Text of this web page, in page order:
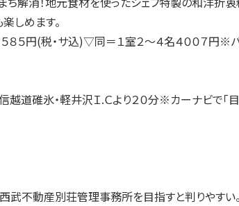
しめます。
８５円(税・サ込)▽同＝１室２～４名４００７
道碓氷・軽井沢Ｉ.Ｃより２０分※カーナビで「
武不動産別荘管理事務所を目指すと判りやすい